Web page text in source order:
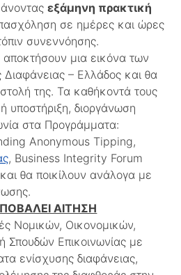
εξάμηνη πρακτική
σε ημέρες και ώρες
συνεννόησης.
μια εικόνα των
– Ελλάδος και θα
της. Τα καθήκοντά τους
υποστήριξη, διοργάνωση
στα Προγράμματα:
Anonymous Tipping,
, Business Integrity Forum
θα ποικίλουν ανάλογα με
ΑΙΤΗΣΗ
Νομικών, Οικονομικών,
Σπουδών Επικοινωνίας με
ενίσχυσης διαφάνειας,